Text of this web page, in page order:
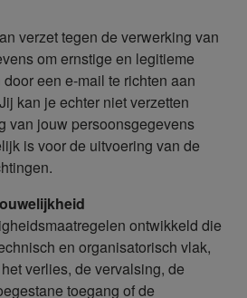
verzet tegen de verwerking van
om ernstige en legitieme
een e-mail te richten aan
kan je echter niet verzetten
van jouw persoonsgegevens
is voor de uitvoering van de
ontwikkeld die
en organisatorisch vlak,
verlies, de vervalsing, de
toegang of de